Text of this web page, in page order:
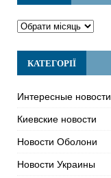
КАТЕГОРІЇ
Интересные новости
Киевские новости
Новости Оболони
Новости Украины